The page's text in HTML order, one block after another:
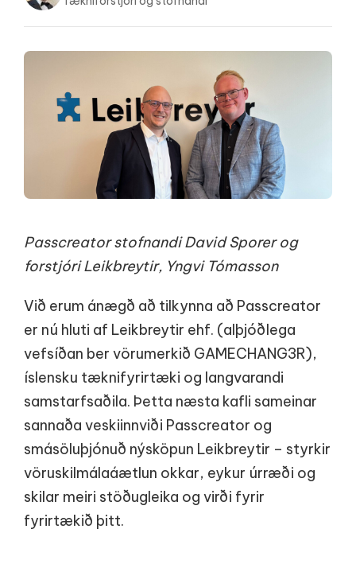
Passcreator stofnandi David Sporer og
forstjóri Leikbreytir, Yngvi Tómasson
Við erum ánægð að tilkynna að Passcreator
er nú hluti af Leikbreytir ehf. (alþjóðlega
vefsíðan ber vörumerkið GAMECHANG3R),
íslensku tæknifyrirtæki og langvarandi
samstarfsaðila. Þetta næsta kafli sameinar
sannaða veskiinnviði Passcreator og
smásöluþjónuð nýsköpun Leikbreytir – styrkir
vöruskilmálaáætlun okkar, eykur úrræði og
skilar meiri stöðugleika og virði fyrir
fyrirtækið þitt.